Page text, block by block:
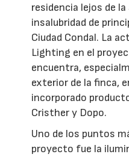
residencia lejos de
insalubridad de
Ciudad Condal. La
Lighting en el
encuentra,
exterior de la finca,
incorporado
Cristher y Dopo.
Uno de los puntos
proyecto fue la